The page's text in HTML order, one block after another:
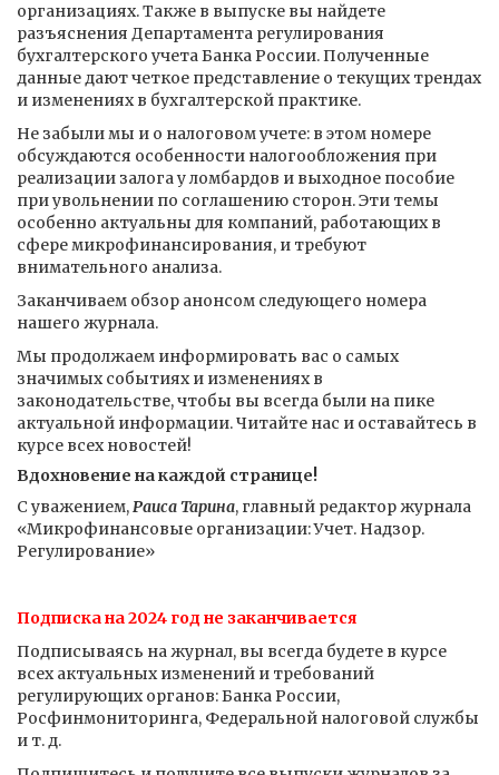
организациях. Также в выпуске вы найдете
разъяснения Департамента регулирования
бухгалтерского учета Банка России. Полученные
данные дают четкое представление о текущих трендах
и изменениях в бухгалтерской практике.
Не забыли мы и о налоговом учете: в этом номере
обсуждаются особенности налогообложения при
реализации залога у ломбардов и выходное пособие
при увольнении по соглашению сторон. Эти темы
особенно актуальны для компаний, работающих в
сфере микрофинансирования, и требуют
внимательного анализа.
Заканчиваем обзор анонсом следующего номера
нашего журнала.
Мы продолжаем информировать вас о самых
значимых событиях и изменениях в
законодательстве, чтобы вы всегда были на пике
актуальной информации. Читайте нас и оставайтесь в
курсе всех новостей!
Вдохновение на каждой странице!
С уважением,Раиса Тарина, главный редактор журнала
«Микрофинансовые организации: Учет. Надзор.
Регулирование»
Подписка на 2024 год не заканчивается
Подписываясь на журнал, вы всегда будете в курсе
всех актуальных изменений и требований
регулирующих органов: Банка России,
Росфинмониторинга, Федеральной налоговой службы
и т. д.